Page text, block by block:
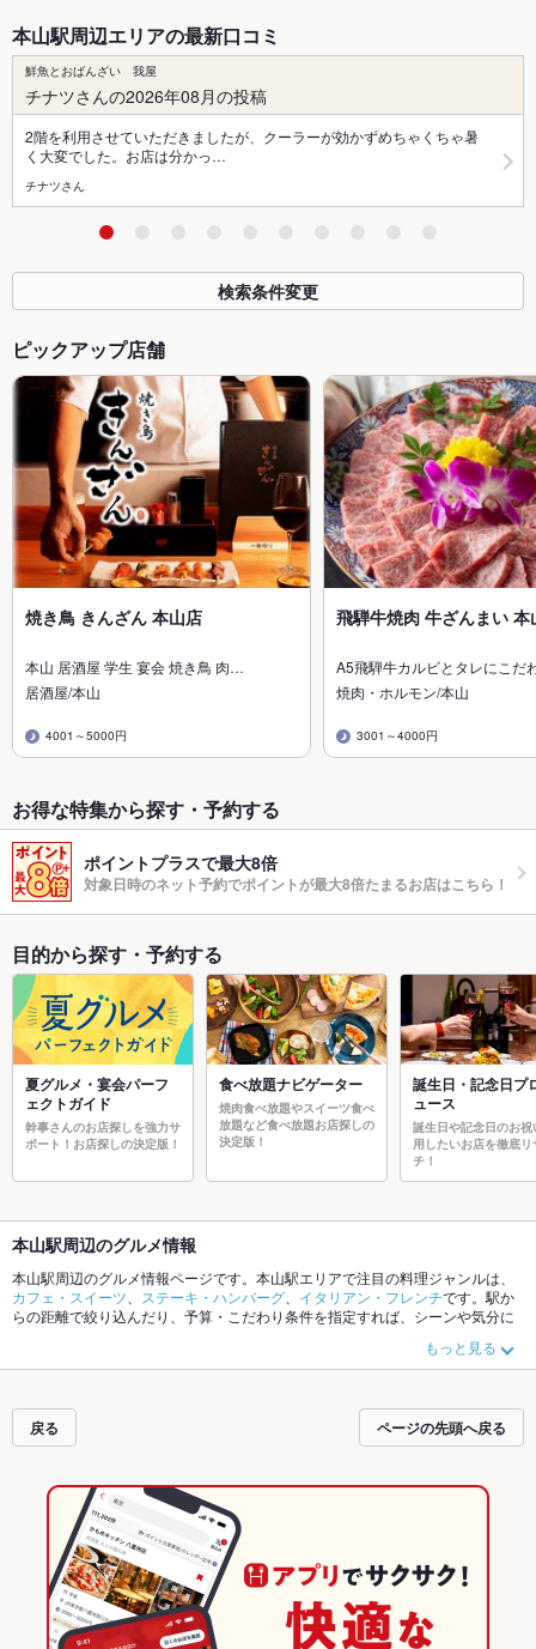
本山駅周辺エリアの最新口コミ
鮮魚とおばんざい 我屋
チナツさんの2026年08月の投稿
2階を利用させていただきましたが、クーラーが効かずめちゃくちゃ暑
く大変でした。お店は分かっ…
チナツさん
検索条件変更
ピックアップ店舗
焼き鳥 きんざん 本山店
本山 居酒屋 学生 宴会 焼き鳥 肉…
居酒屋/本山
4001～5000円
飛騨牛焼肉 牛ざんまい 本
A5飛騨牛カルビとタレにこだ
焼肉・ホルモン/本山
3001～4000円
お得な特集から探す・予約する
ポイントプラスで最大8倍
対象日時のネット予約でポイントが最大8倍たまるお店はこちら！
目的から探す・予約する
夏グルメ・宴会パーフ
ェクトガイド
幹事さんのお店探しを強力サ
ポート！お店探しの決定版！
食べ放題ナビゲーター
焼肉食べ放題やスイーツ食べ
放題など食べ放題お店探しの
決定版！
誕生日・記念日プ
ュース
誕生日や記念日のお祝
用したいお店を徹底リ
チ！
本山駅周辺のグルメ情報
本山駅周辺のグルメ情報ページです。本山駅エリアで注目の料理ジャンルは、
カフェ・スイーツ
ステーキ・ハンバーグ イタリアン・フレンチです。駅か
らの距離で絞り込んだり、予算・こだわり条件を指定すれば、シーンや気分に
もチェックしてみてください。ホットペッパーグ
ルメなら、お得なクーポンはもちろん、こだわりメニュー肉じゃがや季節のお
単便利なネット予約が使えるお店も拡大中です。友達どうしの飲み会にも、会
社の宴会にも、デートやパーティにもお得に便利にホットペッパーグルメをご
利用ください。
もっと見る
戻る ページの先頭へ戻る